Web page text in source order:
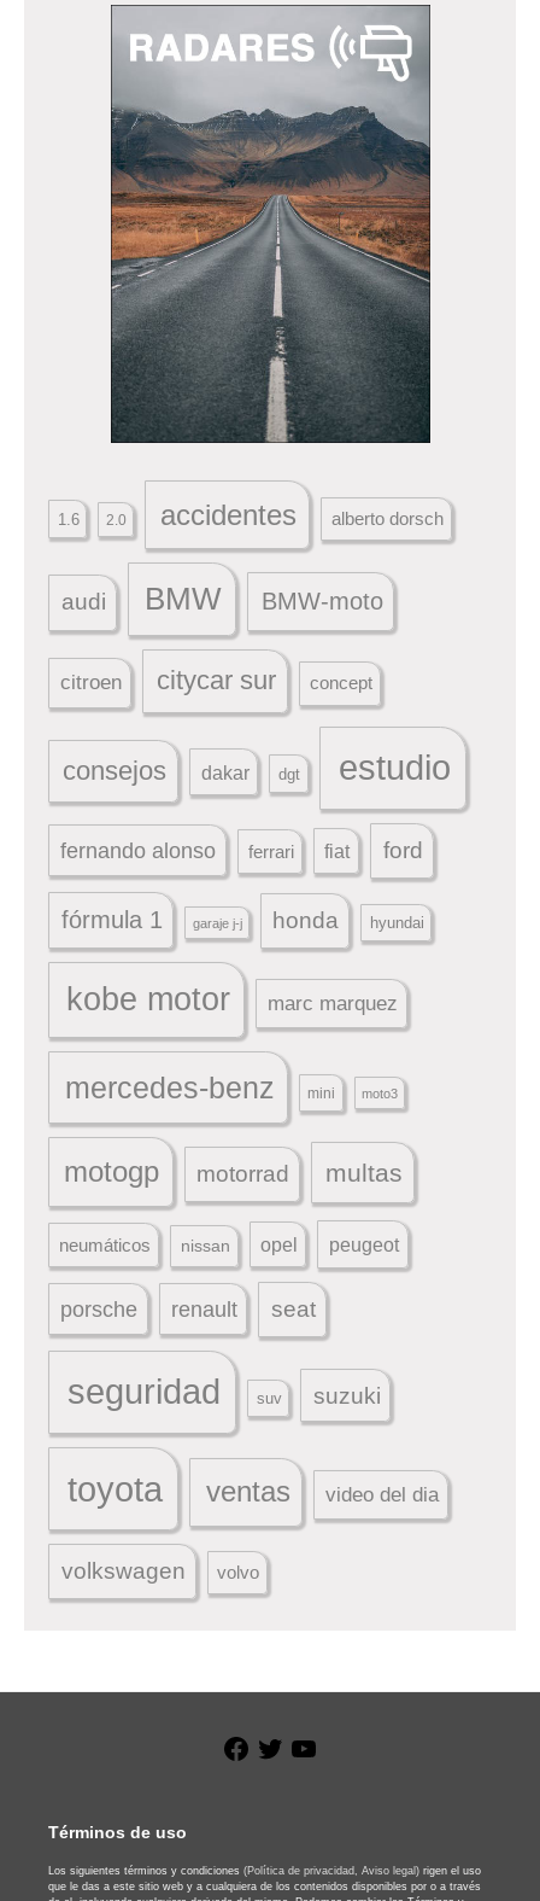
1.6 2.0 accidentes alberto dorsch
audi BMW BMW-moto
citroen citycar sur concept
consejos dakar dgt estudio
fernando alonso ferrari fiat ford
fórmula 1 garaje j-j honda hyundai
kobe motor marc marquez
mercedes-benz mini moto3
motogp motorrad multas
neumáticos nissan opel peugeot
porsche renault seat
seguridad suv suzuki
toyota ventas video del dia
volkswagen volvo
Facebook
Twitter
Términos de uso
Los siguientes términos y condiciones (Política de privacidad, Aviso legal) rigen el uso
que le das a este sitio web y a cualquiera de los contenidos disponibles por o a través